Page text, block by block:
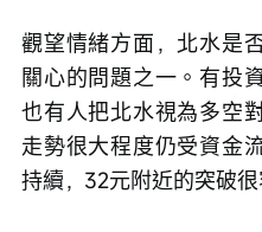
觀望情緒方面，北水是
關心的問題之一。有投
也有人把北水視為多空
走勢很大程度仍受資金
持續，32元附近的突破